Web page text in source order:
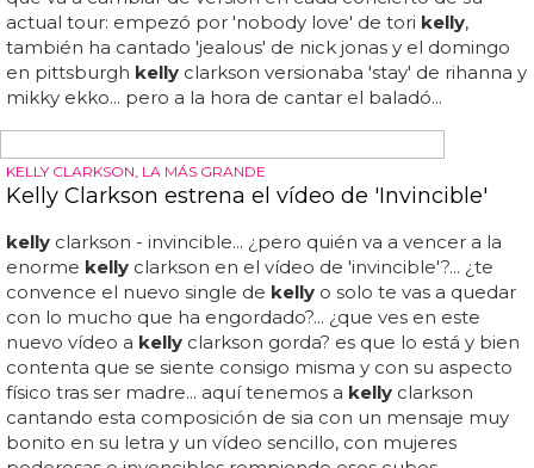
gays felices en 'tie it up', este single country que se sacó
de la manga... mientras, la intérprete de 'since u been
gone' canta vestida de blanco (error) en un ¿granero?
donde se celebra una boda...